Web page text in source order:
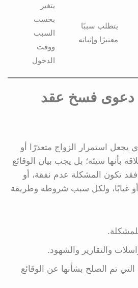
يتطلب سببًا
معتبرًا وإثباته
يتغير
بحسب
السبب
ووقت
الدخول
دعوى فسخ عقد
يجعل استمرار الزواج متعذرًا أو
بأنها سيئة؛ بل يجب بيان الوقائع
فقد تكون المشكلة عدم نفقة، أو
أو غيابًا، ولكل سبب شروطه وطريقة
والتقارير والشهود.
التي تم الصلح بشأنها عن الوقائع